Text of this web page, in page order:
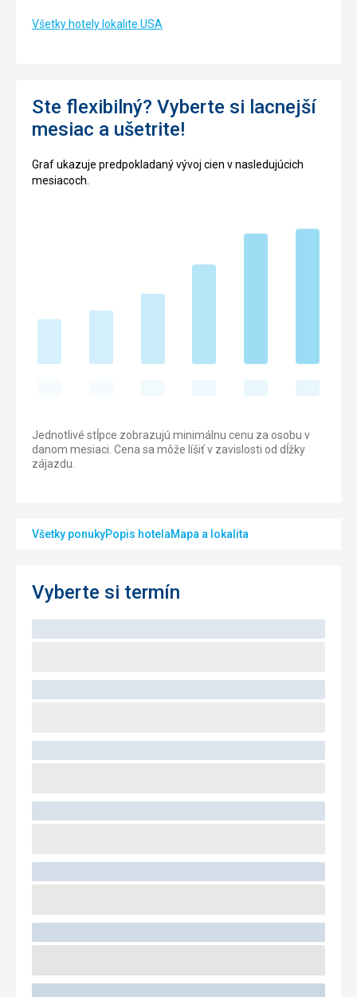
Všetky hotely lokalite USA
Ste flexibilný? Vyberte si lacnejší
mesiac a ušetrite!
Graf ukazuje predpokladaný vývoj cien v nasledujúcich
mesiacoch.
Jednotlivé stĺpce zobrazujú minimálnu cenu za osobu v
danom mesiaci. Cena sa môže líšiť v zavislosti od dĺžky
zájazdu.
Všetky ponukyPopis hotelaMapa a lokalita
Vyberte si termín